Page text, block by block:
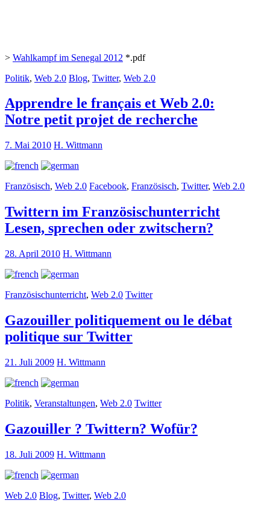
> Wahlkampf im Senegal 2012 *.pdf
Politik, Web 2.0 Blog, Twitter, Web 2.0
Apprendre le français et Web 2.0:
Notre petit projet de recherche
7. Mai 2010 H. Wittmann
Französisch, Web 2.0 Facebook, Französisch, Twitter, Web 2.0
Twittern im Französischunterricht
Lesen, sprechen oder zwitschern?
28. April 2010 H. Wittmann
Französischunterricht, Web 2.0 Twitter
Gazouiller politiquement ou le débat
politique sur Twitter
21. Juli 2009 H. Wittmann
Politik, Veranstaltungen, Web 2.0 Twitter
Gazouiller ? Twittern? Wofür?
18. Juli 2009 H. Wittmann
Web 2.0 Blog, Twitter, Web 2.0